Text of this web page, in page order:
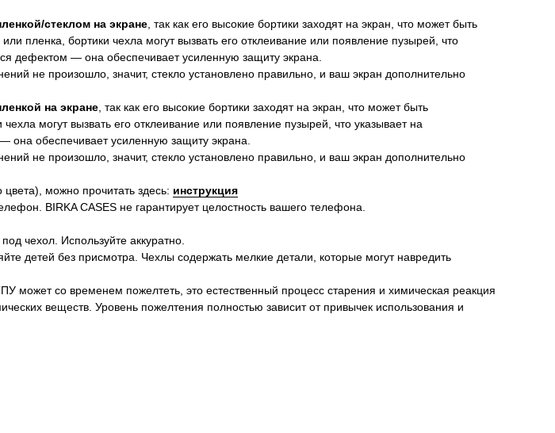
стеклом на экране , так как его высокие бортики заходят на экран, что может быть
пленка, бортики чехла могут вызвать его отклеивание или появление пузырей, что
дефектом — она обеспечивает усиленную защиту экрана.
не произошло, значит, стекло установлено правильно, и ваш экран дополнительно
на экране , так как его высокие бортики заходят на экран, что может быть
могут вызвать его отклеивание или появление пузырей, что указывает на
она обеспечивает усиленную защиту экрана.
не произошло, значит, стекло установлено правильно, и ваш экран дополнительно
можно прочитать здесь: инструкция
BIRKA CASES не гарантирует целостность вашего телефона.
чехол. Используйте аккуратно.
детей без присмотра. Чехлы содержать мелкие детали, которые могут навредить
может со временем пожелтеть, это естественный процесс старения и химическая реакция
веществ. Уровень пожелтения полностью зависит от привычек использования и